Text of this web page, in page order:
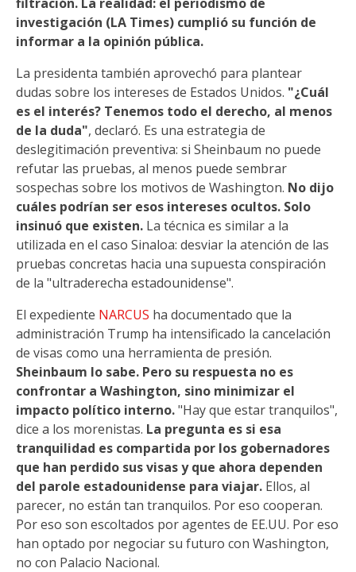
investigación (LA Times) cumplió su función de
informar a la opinión pública.
La presidenta también aprovechó para plantear
dudas sobre los intereses de Estados Unidos. "¿Cuál
es el interés? Tenemos todo el derecho, al menos
de la duda", declaró. Es una estrategia de
deslegitimación preventiva: si Sheinbaum no puede
refutar las pruebas, al menos puede sembrar
sospechas sobre los motivos de Washington. No dijo
cuáles podrían ser esos intereses ocultos. Solo
insinuó que existen. La técnica es similar a la
utilizada en el caso Sinaloa: desviar la atención de las
pruebas concretas hacia una supuesta conspiración
de la "ultraderecha estadounidense".
El expediente NARCUS ha documentado que la
administración Trump ha intensificado la cancelación
de visas como una herramienta de presión.
Sheinbaum lo sabe. Pero su respuesta no es
confrontar a Washington, sino minimizar el
impacto político interno."Hay que estar tranquilos",
dice a los morenistas. La pregunta es si esa
tranquilidad es compartida por los gobernadores
que han perdido sus visas y que ahora dependen
del parole estadounidense para viajar. Ellos, al
parecer, no están tan tranquilos. Por eso cooperan.
Por eso son escoltados por agentes de EE.UU. Por eso
han optado por negociar su futuro con Washington,
no con Palacio Nacional.